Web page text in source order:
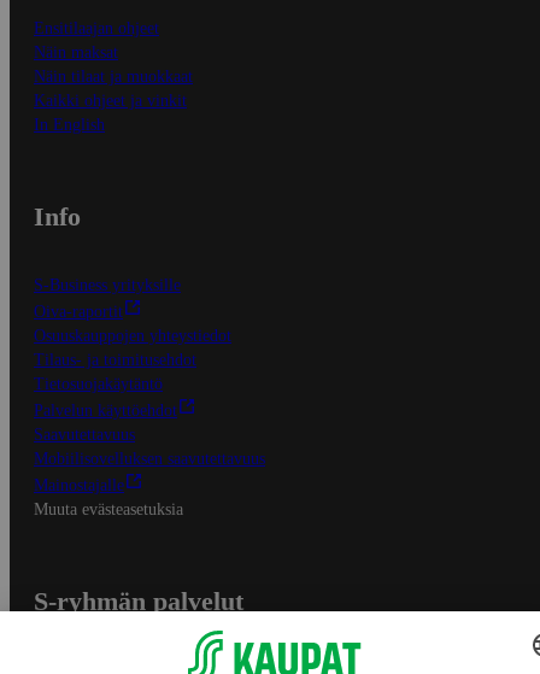
Ensitilaajan ohjeet
Näin maksat
Näin tilaat ja muokkaat
Kaikki ohjeet ja vinkit
In English
Info
S-Business yrityksille
Oiva-raportit
Osuuskauppojen yhteystiedot
Tilaus- ja toimitusehdot
Tietosuojakäytäntö
Palvelun käyttöehdot
Saavutettavuus
Mobiilisovelluksen saavutettavuus
Mainostajalle
Muuta evästeasetuksia
S-ryhmän palvelut